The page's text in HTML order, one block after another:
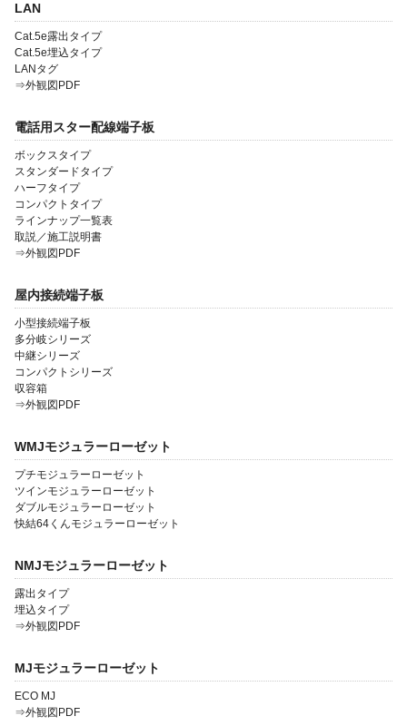
製品一覧
OEM・受託開発
LAN
Cat.5e露出タイプ
Cat.5e埋込タイプ
LANタグ
⇒外観図PDF
電話用スター配線端子板
ボックスタイプ
スタンダードタイプ
ハーフタイプ
コンパクトタイプ
ラインナップ一覧表
取説／施工説明書
⇒外観図PDF
屋内接続端子板
小型接続端子板
多分岐シリーズ
中継シリーズ
コンパクトシリーズ
収容箱
⇒外観図PDF
WMJモジュラーローゼット
プチモジュラーローゼット
ツインモジュラーローゼット
ダブルモジュラーローゼット
快結64くんモジュラーローゼット
NMJモジュラーローゼット
露出タイプ
埋込タイプ
⇒外観図PDF
MJモジュラーローゼット
ECO MJ
⇒外観図PDF